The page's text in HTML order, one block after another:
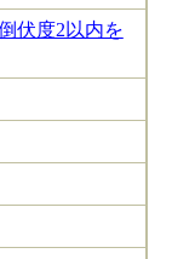
伏度2以内を